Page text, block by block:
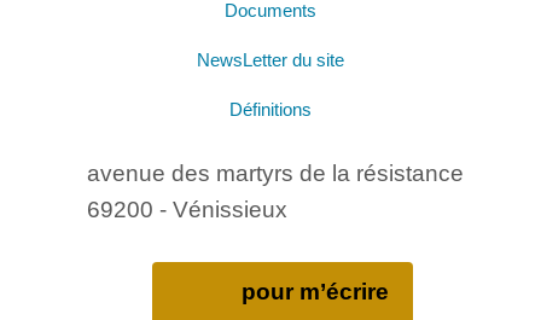
Documents
NewsLetter du site
Définitions
avenue des martyrs de la résistance
69200 - Vénissieux
pour m’écrire